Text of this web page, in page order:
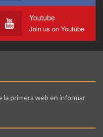
Youtube
Join us on Youtube
la primera web en informar